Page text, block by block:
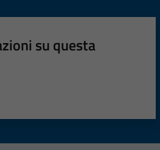
su questa